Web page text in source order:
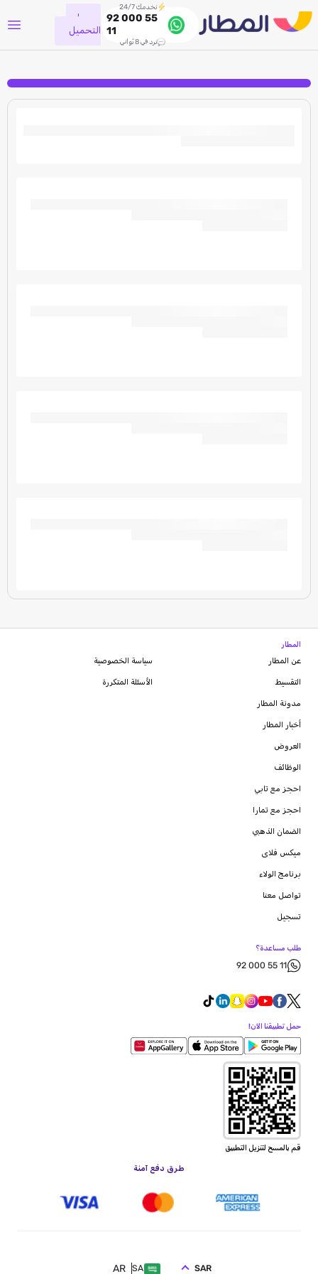
نخدمك 24/7
92 000 55
11
نرد في 8 ثواني
جاري
التحميل
المطار
عن المطار
التقسيط
مدونة المطار
أخبار المطار
العروض
الوظائف
احجز مع تابي
احجز مع تمارا
الضمان الذهبي
ميكس فلاى
برنامج الولاء
سياسة الخصوصية
الأسئلة المتكررة
تواصل معنا
تسجيل
طلب مساعدة؟
92 000 55 11
حمل تطبيقنا الآن!
قم بالمسح لتنزيل التطبيق
طرق دفع آمنة
SA
AR SAR